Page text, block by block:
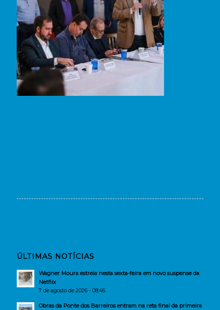
ÚLTIMAS NOTÍCIAS
Wagner Moura estreia nesta sexta-feira em novo suspense da
Netflix
7 de agosto de 2026 - 08:46
Obras da Ponte dos Barreiros entram na reta final da primeira